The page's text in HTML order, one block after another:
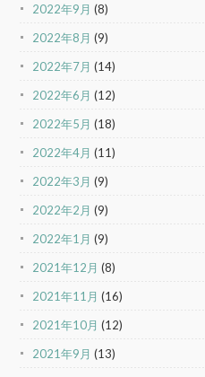
2022年9月 (8)
2022年8月 (9)
2022年7月 (14)
2022年6月 (12)
2022年5月 (18)
2022年4月 (11)
2022年3月 (9)
2022年2月 (9)
2022年1月 (9)
2021年12月 (8)
2021年11月 (16)
2021年10月 (12)
2021年9月 (13)